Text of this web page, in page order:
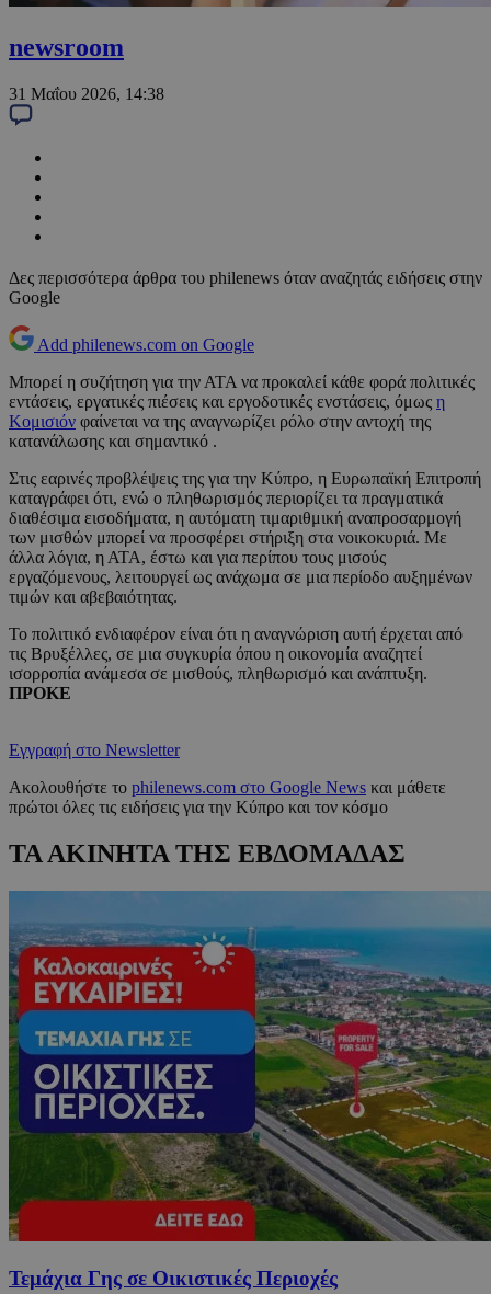
newsroom
31 Μαΐου 2026, 14:38
Δες περισσότερα άρθρα του philenews όταν αναζητάς ειδήσεις στην
Google
Add philenews.com on Google
Μπορεί η συζήτηση για την ΑΤΑ να προκαλεί κάθε φορά πολιτικές
εντάσεις, εργατικές πιέσεις και εργοδοτικές ενστάσεις, όμως η
Κομισιόν φαίνεται να της αναγνωρίζει ρόλο στην αντοχή της
κατανάλωσης και σημαντικό .
Στις εαρινές προβλέψεις της για την Κύπρο, η Ευρωπαϊκή Επιτροπή
καταγράφει ότι, ενώ ο πληθωρισμός περιορίζει τα πραγματικά
διαθέσιμα εισοδήματα, η αυτόματη τιμαριθμική αναπροσαρμογή
των μισθών μπορεί να προσφέρει στήριξη στα νοικοκυριά. Με
άλλα λόγια, η ΑΤΑ, έστω και για περίπου τους μισούς
εργαζόμενους, λειτουργεί ως ανάχωμα σε μια περίοδο αυξημένων
τιμών και αβεβαιότητας.
Το πολιτικό ενδιαφέρον είναι ότι η αναγνώριση αυτή έρχεται από
τις Βρυξέλλες, σε μια συγκυρία όπου η οικονομία αναζητεί
ισορροπία ανάμεσα σε μισθούς, πληθωρισμό και ανάπτυξη.
ΠΡΟΚΕ
Εγγραφή στο Newsletter
Ακολουθήστε το philenews.com στο Google News και μάθετε
πρώτοι όλες τις ειδήσεις για την Κύπρο και τον κόσμο
ΤΑ ΑΚΙΝΗΤΑ ΤΗΣ ΕΒΔΟΜΑΔΑΣ
Τεμάχια Γης σε Οικιστικές Περιοχές